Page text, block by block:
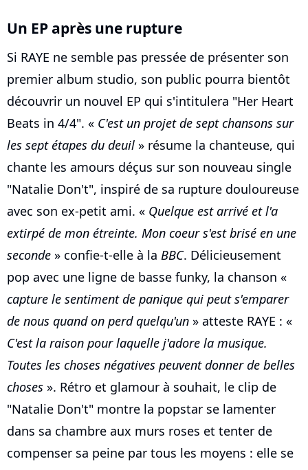
Un EP après une rupture
Si RAYE ne semble pas pressée de présenter son
premier album studio, son public pourra bientôt
découvrir un nouvel EP qui s'intitulera "Her Heart
Beats in 4/4". « C'est un projet de sept chansons sur
les sept étapes du deuil » résume la chanteuse, qui
chante les amours déçus sur son nouveau single
"Natalie Don't", inspiré de sa rupture douloureuse
avec son ex-petit ami. « Quelque est arrivé et l'a
extirpé de mon étreinte. Mon coeur s'est brisé en une
seconde » confie-t-elle à la BBC. Délicieusement
pop avec une ligne de basse funky, la chanson «
capture le sentiment de panique qui peut s'emparer
de nous quand on perd quelqu'un » atteste RAYE : «
C'est la raison pour laquelle j'adore la musique.
Toutes les choses négatives peuvent donner de belles
choses ». Rétro et glamour à souhait, le clip de
"Natalie Don't" montre la popstar se lamenter
dans sa chambre aux murs roses et tenter de
compenser sa peine par tous les moyens : elle se